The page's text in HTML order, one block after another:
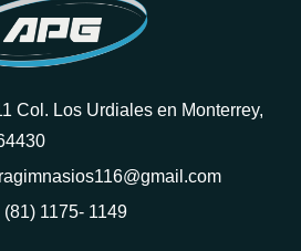
Col. Los Urdiales en Monterrey,
(81) 1175- 1149